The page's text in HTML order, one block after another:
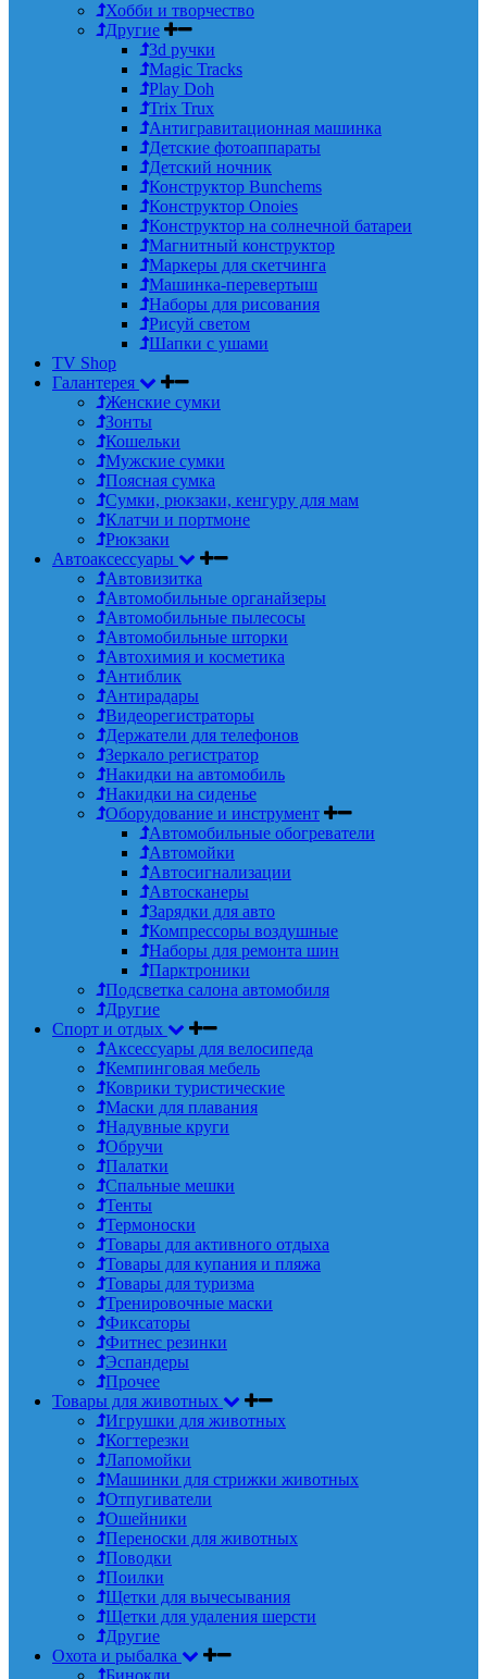
Хобби и творчество
Другие
3d ручки
Magic Tracks
Play Doh
Trix Trux
Антигравитационная машинка
Детские фотоаппараты
Детский ночник
Конструктор Bunchems
Конструктор Onoies
Конструктор на солнечной батареи
Магнитный конструктор
Маркеры для скетчинга
Машинка-перевертыш
Наборы для рисования
Рисуй светом
Шапки с ушами
TV Shop
Галантерея
Женские сумки
Зонты
Кошельки
Мужские сумки
Поясная сумка
Сумки, рюкзаки, кенгуру для мам
Клатчи и портмоне
Рюкзаки
Автоаксессуары
Автовизитка
Автомобильные органайзеры
Автомобильные пылесосы
Автомобильные шторки
Автохимия и косметика
Антиблик
Антирадары
Видеорегистраторы
Держатели для телефонов
Зеркало регистратор
Накидки на автомобиль
Накидки на сиденье
Оборудование и инструмент
Автомобильные обогреватели
Автомойки
Автосигнализации
Автосканеры
Зарядки для авто
Компрессоры воздушные
Наборы для ремонта шин
Парктроники
Подсветка салона автомобиля
Другие
Спорт и отдых
Аксессуары для велосипеда
Кемпинговая мебель
Коврики туристические
Маски для плавания
Надувные круги
Обручи
Палатки
Спальные мешки
Тенты
Термоноски
Товары для активного отдыха
Товары для купания и пляжа
Товары для туризма
Тренировочные маски
Фиксаторы
Фитнес резинки
Эспандеры
Прочее
Товары для животных
Игрушки для животных
Когтерезки
Лапомойки
Машинки для стрижки животных
Отпугиватели
Ошейники
Переноски для животных
Поводки
Поилки
Щетки для вычесывания
Щетки для удаления шерсти
Другие
Охота и рыбалка
Бинокли